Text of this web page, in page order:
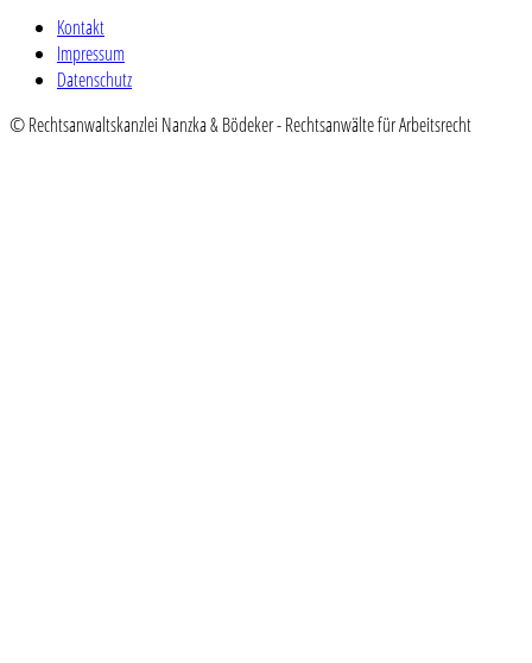
Kontakt
Impressum
Datenschutz
© Rechtsanwaltskanzlei Nanzka & Bödeker - Rechtsanwälte für Arbeitsrecht